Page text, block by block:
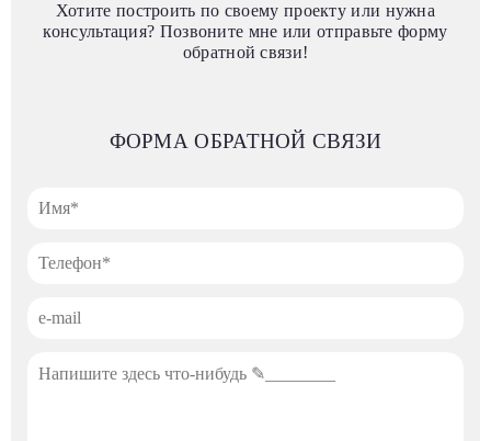
Хотите построить по своему проекту или нужна
консультация? Позвоните мне или отправьте форму
обратной связи!
ФОРМА ОБРАТНОЙ СВЯЗИ